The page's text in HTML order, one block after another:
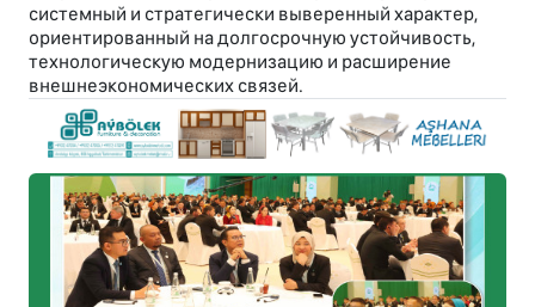
системный и стратегически выверенный характер,
ориентированный на долгосрочную устойчивость,
технологическую модернизацию и расширение
внешнеэкономических связей.